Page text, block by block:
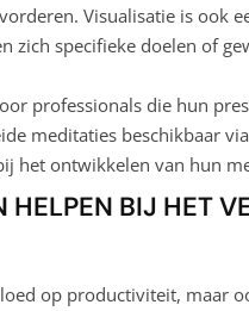
Visualisatie is ook
zich specifieke doelen of
professionals die hun
meditaties beschikbaar
het ontwikkelen van hun
HELPEN BIJ HET
op productiviteit, maar